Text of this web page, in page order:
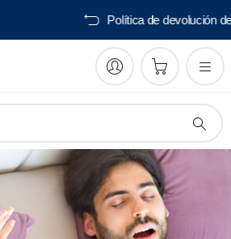
Envío gratis desde 40€